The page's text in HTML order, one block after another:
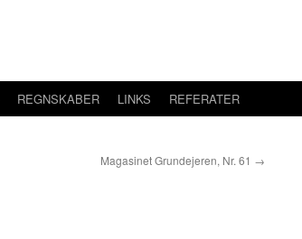
REGNSKABER LINKS REFERATER
Magasinet Grundejeren, Nr. 61 →